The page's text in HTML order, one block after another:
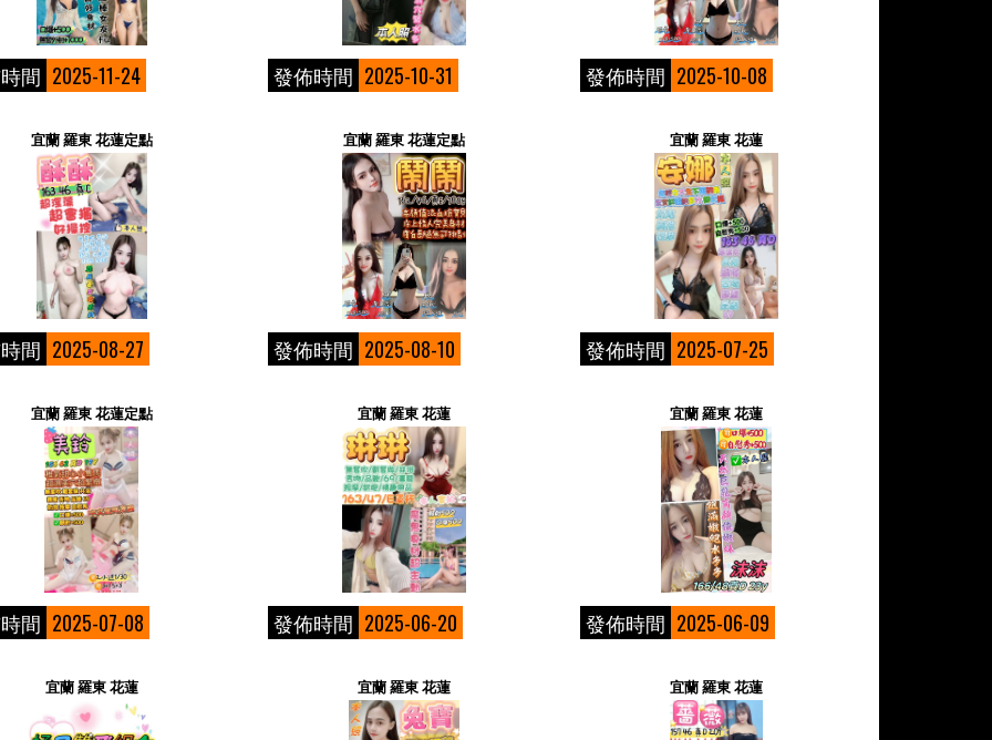
間 2025-11-24 發佈時間 2025-10-31 發佈時間 2025-10-08
宜蘭 羅東 花蓮定點
間 2025-08-27
宜蘭 羅東 花蓮定點
發佈時間 2025-08-10
宜蘭 羅東 花蓮
發佈時間 2025-07-25
宜蘭 羅東 花蓮定點
間 2025-07-08
宜蘭 羅東 花蓮
發佈時間 2025-06-20
宜蘭 羅東 花蓮
發佈時間 2025-06-09
宜蘭 羅東 花蓮 宜蘭 羅東 花蓮 宜蘭 羅東 花蓮